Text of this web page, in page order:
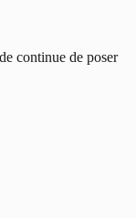
continue de poser